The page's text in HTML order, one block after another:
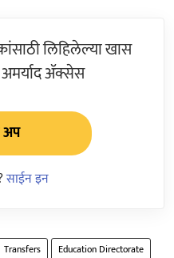
लिहिलेल्या खास
ॲक्सेस
अप
साईन इन
Transfers Education Directorate